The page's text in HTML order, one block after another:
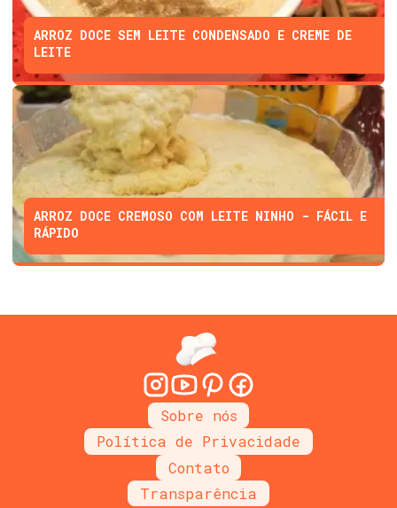
ARROZ DOCE SEM LEITE CONDENSADO E CREME DE
LEITE
ARROZ DOCE CREMOSO COM LEITE NINHO - FÁCIL E
RÁPIDO
Sobre nós
Política de Privacidade
Contato
Transparência